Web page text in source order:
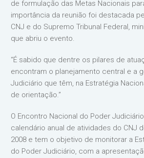
de formulação das Metas Nacionais
importância da reunião foi destacada
CNJ e do Supremo Tribunal Federal,
que abriu o evento.
“É sabido que dentre os pilares de
encontram o planejamento central e a
Judiciário que têm, na Estratégia
de orientação.”
O Encontro Nacional do Poder
calendário anual de atividades do CNJ
2008 e tem o objetivo de monitorar a
do Poder Judiciário, com a